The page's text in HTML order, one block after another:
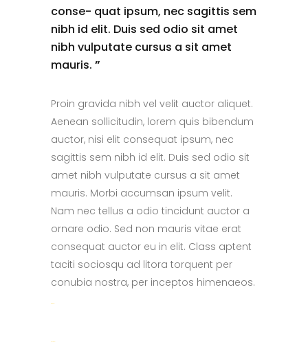
conse- quat ipsum, nec sagittis sem
nibh id elit. Duis sed odio sit amet
nibh vulputate cursus a sit amet
mauris. ”
Proin gravida nibh vel velit auctor aliquet.
Aenean sollicitudin, lorem quis bibendum
auctor, nisi elit consequat ipsum, nec
sagittis sem nibh id elit. Duis sed odio sit
amet nibh vulputate cursus a sit amet
mauris. Morbi accumsan ipsum velit.
Nam nec tellus a odio tincidunt auctor a
ornare odio. Sed non mauris vitae erat
consequat auctor eu in elit. Class aptent
taciti sociosqu ad litora torquent per
conubia nostra, per inceptos himenaeos.